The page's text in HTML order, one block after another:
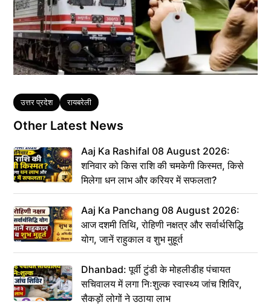
Tags
उत्तर प्रदेश रायबरेली
Other Latest News
Aaj Ka Rashifal 08 August 2026:
शनिवार को किस राशि की चमकेगी किस्मत, किसे
मिलेगा धन लाभ और करियर में सफलता?
Aaj Ka Panchang 08 August 2026:
आज दशमी तिथि, रोहिणी नक्षत्र और सर्वार्थसिद्धि
योग, जानें राहुकाल व शुभ मुहूर्त
Dhanbad: पूर्वी टुंडी के मोहलीडीह पंचायत
सचिवालय में लगा निःशुल्क स्वास्थ्य जांच शिविर,
सैकड़ों लोगों ने उठाया लाभ